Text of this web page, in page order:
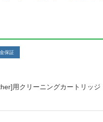
保証
用クリーニングカートリッジ